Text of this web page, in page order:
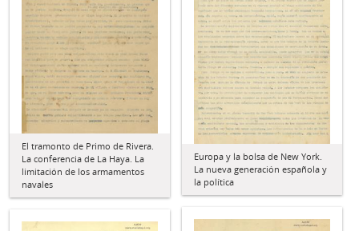
El tramonto de Primo de Rivera.
La conferencia de La Haya. La
limitación de los armamentos
navales
Europa y la bolsa de New York.
La nueva generación española y
la política